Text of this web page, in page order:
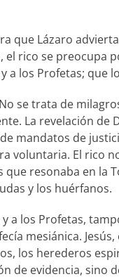
que Lázaro
rico se preocupa
a los Profetas; que
se trata de
La revelación de
mandatos de
voluntaria. El rico
que resonaba en la
y los huérfanos.
a los Profetas,
mesiánica.
los herederos
de evidencia, sino